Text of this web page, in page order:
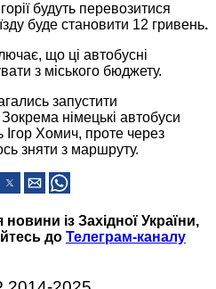
будуть перевозитися
буде становити 12 гривень.
що ці автобусні
з міського бюджету.
запустити
німецькі автобуси
Ігор Хомич, проте через
зняти з маршруту.
із Західної України,
до Телеграм-каналу